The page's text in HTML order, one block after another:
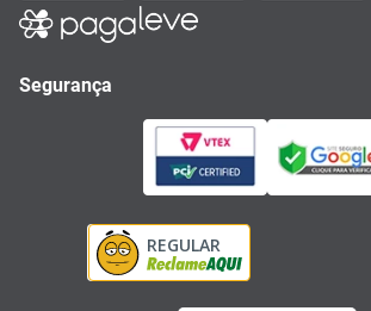
Segurança